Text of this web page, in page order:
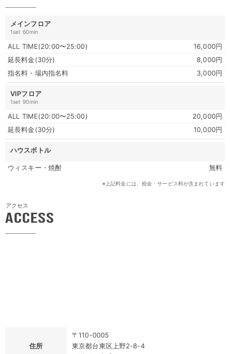
メインフロア
1set 60min
ALL TIME(20:00〜25:00)
16,000円
延長料金(30分)
8,000円
指名料・場内指名料
3,000円
VIPフロア
1set 90min
ALL TIME(20:00〜25:00)
20,000円
延長料金(30分)
10,000円
ハウスボトル
ウィスキー・焼酎 無料
上記料金には、税金・サービス料が含まれています
アクセス
ACCESS
住所
〒110-0005
東京都台東区上野2-8-4